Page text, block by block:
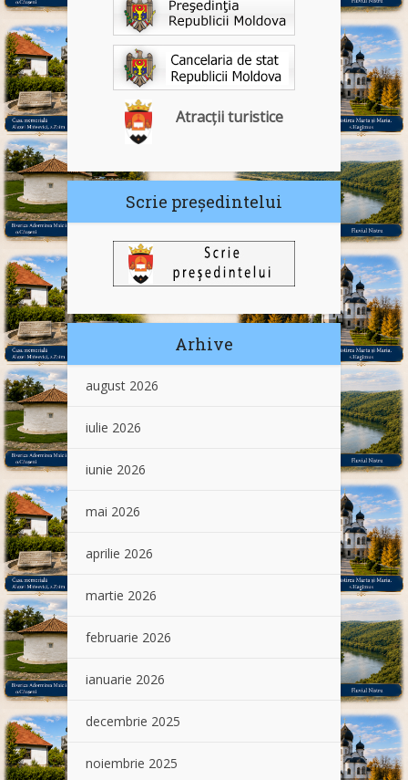
Atracții turistice
Scrie președintelui
Arhive
august 2026
iulie 2026
iunie 2026
mai 2026
aprilie 2026
martie 2026
februarie 2026
ianuarie 2026
decembrie 2025
noiembrie 2025